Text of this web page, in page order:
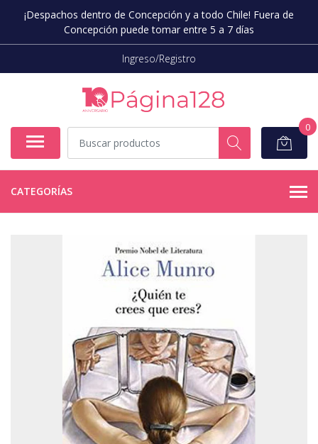
¡Despachos dentro de Concepción y a todo Chile! Fuera de
Concepción puede tomar entre 5 a 7 días
Ingreso/Registro
0
CATEGORÍAS